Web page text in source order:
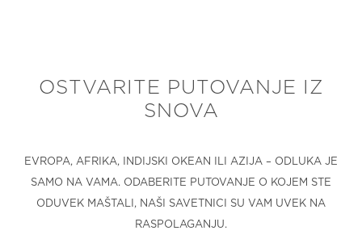
OSTVARITE PUTOVANJE IZ
SNOVA
EVROPA, AFRIKA, INDIJSKI OKEAN ILI AZIJA – ODLUKA JE
SAMO NA VAMA. ODABERITE PUTOVANJE O KOJEM STE
ODUVEK MAŠTALI, NAŠI SAVETNICI SU VAM UVEK NA
RASPOLAGANJU.